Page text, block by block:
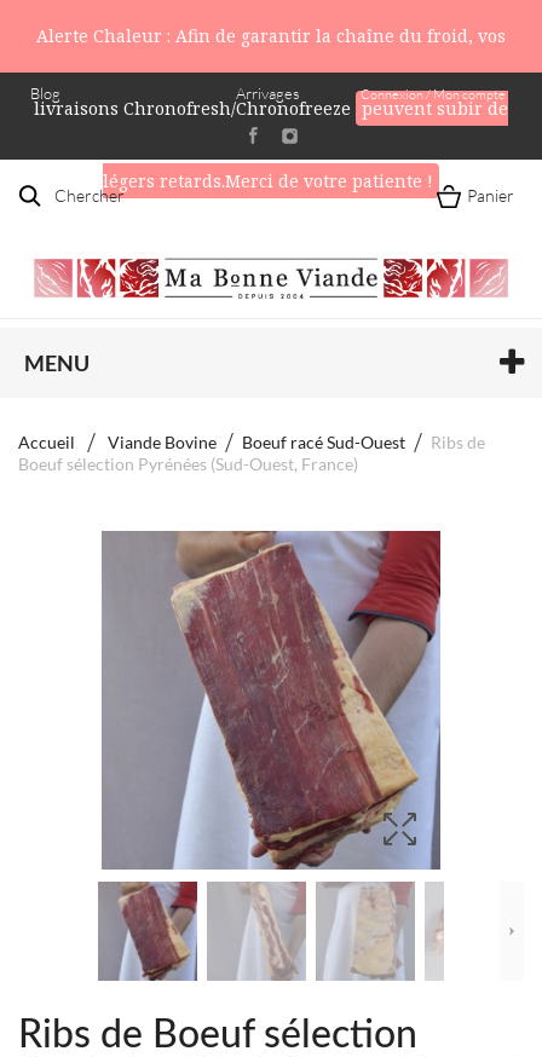
Alerte Chaleur : Afin de garantir la chaîne du froid, vos
livraisons Chronofresh/Chronofreeze peuvent subir de
légers retards.Merci de votre patiente !
Blog Connexion / Mon compte
Arrivages
Chercher Panier
MENU
Accueil Viande Bovine Boeuf racé Sud-Ouest
Ribs de
Boeuf sélection Pyrénées (Sud-Ouest, France)
Ribs de Boeuf sélection